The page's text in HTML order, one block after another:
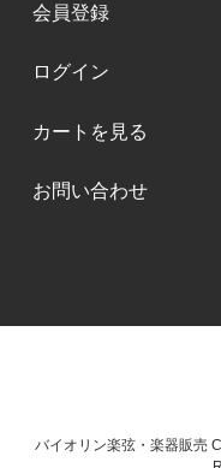
会員登録
ログイン
カートを見る
お問い合わせ
バイオリン楽弦・楽器販売